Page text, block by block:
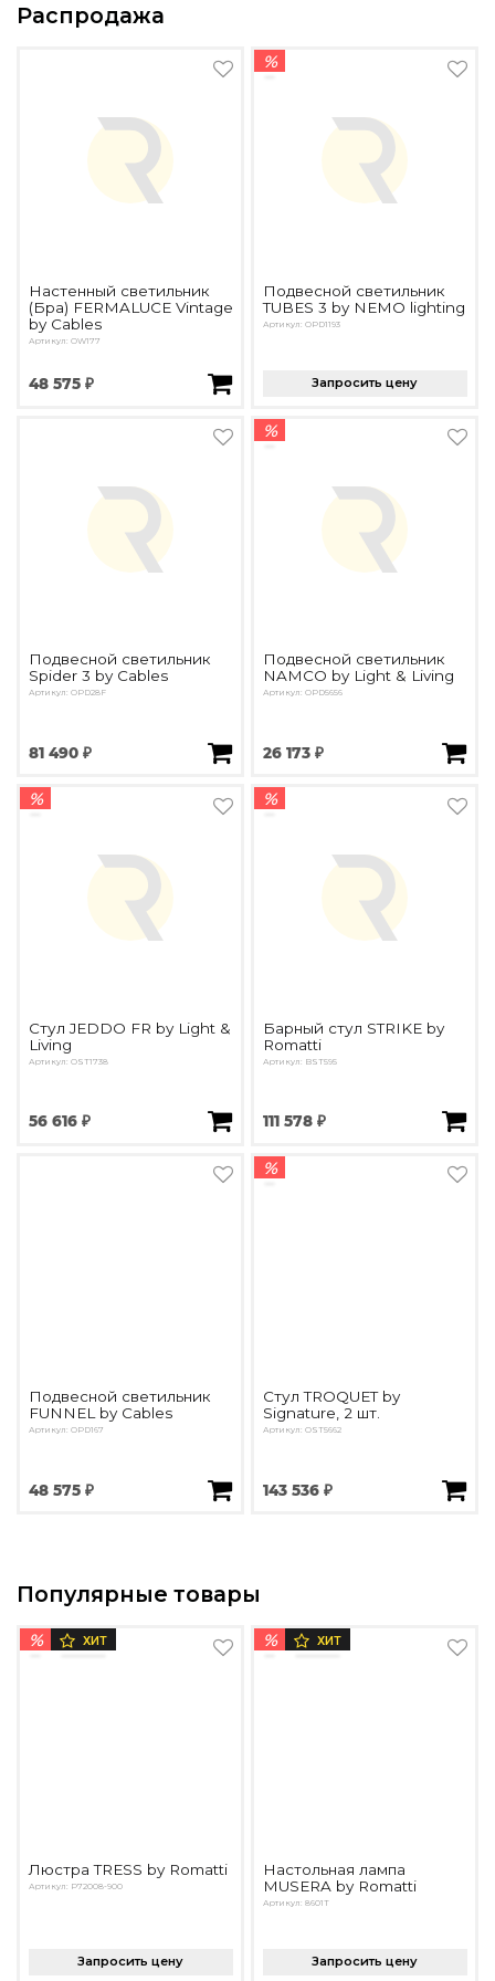
Распродажа
Настенный светильник
(Бра) FERMALUCE Vintage
by Cables
Артикул: OW177
48 575 ₽
%
Подвесной светильник
TUBES 3 by NEMO lighting
Артикул: OPD1193
Запросить цену
Подвесной светильник
Spider 3 by Cables
Артикул: OPD28F
81 490 ₽
%
Подвесной светильник
NAMCO by Light & Living
Артикул: OPD5656
26 173 ₽
%
Стул JEDDO FR by Light &
Living
Артикул: OST1738
56 616 ₽
%
Барный стул STRIKE by
Romatti
Артикул: BST595
111 578 ₽
Подвесной светильник
FUNNEL by Cables
Артикул: OPD167
48 575 ₽
%
Стул TROQUET by
Signature, 2 шт.
Артикул: OST5662
143 536 ₽
Популярные товары
% ХИТ
Люстра TRESS by Romatti
Артикул: P72008-900
Запросить цену
% ХИТ
Настольная лампа
MUSERA by Romatti
Артикул: 8601T
Запросить цену